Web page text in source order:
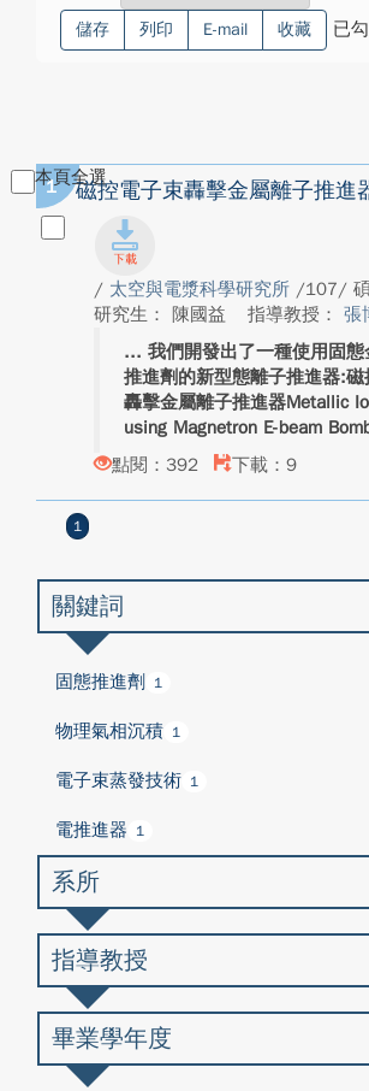
儲存 列印 E-mail 收藏 已
本頁全選
1 磁控電子束轟擊金屬離子推進
/ 太空與電漿科學研究所 /107/
研究生： 陳國益
指導教授： 張
我們開發出了一種使用固
推進劑的新型態離子推進器:磁
轟擊金屬離子推進器Metallic
using Magnetron E-beam
點閱：392
下載：9
1
關鍵詞
固態推進劑 1
物理氣相沉積 1
電子束蒸發技術 1
電推進器 1
系所
指導教授
畢業學年度